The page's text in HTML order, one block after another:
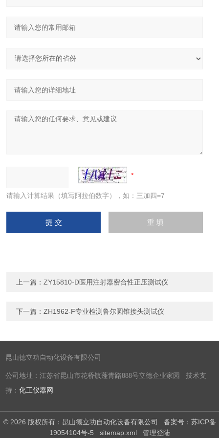
请输入计算结果（填写阿拉伯数字），如：三加四=7
上一篇：ZY15810-D医用注射器密合性正压测试仪
下一篇：ZH1962-F专业检测鲁尔圆锥接头测试仪
昆山德立功自动化设备有限公司
公司地址：江苏省昆山市花桥镇蓬青路888号立德企业家园 技术支
持：化工仪器网
© 2026 版权所有：昆山德立功自动化设备有限公司 备案号：苏ICP备
19054104号-5
sitemap.xml 管理登陆